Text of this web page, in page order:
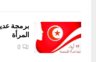
برمجة
المرأة
0